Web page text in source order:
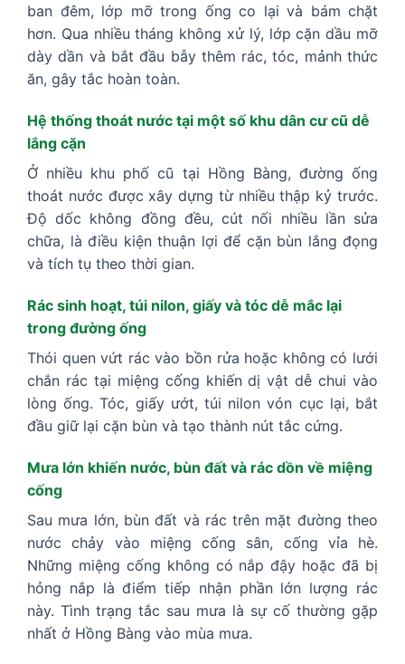
ban đêm, lớp mỡ trong ống co lại và bám chặt
hơn. Qua nhiều tháng không xử lý, lớp cặn dầu mỡ
dày dần và bắt đầu bẫy thêm rác, tóc, mảnh thức
ăn, gây tắc hoàn toàn.
Hệ thống thoát nước tại một số khu dân cư cũ dễ
lắng cặn
Ở nhiều khu phố cũ tại Hồng Bàng, đường ống
thoát nước được xây dựng từ nhiều thập kỷ trước.
Độ dốc không đồng đều, cút nối nhiều lần sửa
chữa, là điều kiện thuận lợi để cặn bùn lắng đọng
và tích tụ theo thời gian.
Rác sinh hoạt, túi nilon, giấy và tóc dễ mắc lại
trong đường ống
Thói quen vứt rác vào bồn rửa hoặc không có lưới
chắn rác tại miệng cống khiến dị vật dễ chui vào
lòng ống. Tóc, giấy ướt, túi nilon vón cục lại, bắt
đầu giữ lại cặn bùn và tạo thành nút tắc cứng.
Mưa lớn khiến nước, bùn đất và rác dồn về miệng
cống
Sau mưa lớn, bùn đất và rác trên mặt đường theo
nước chảy vào miệng cống sân, cống vỉa hè.
Những miệng cống không có nắp đậy hoặc đã bị
hỏng nắp là điểm tiếp nhận phần lớn lượng rác
này. Tình trạng tắc sau mưa là sự cố thường gặp
nhất ở Hồng Bàng vào mùa mưa.